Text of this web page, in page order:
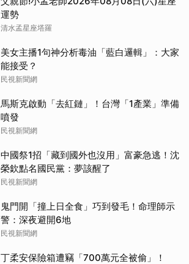
運勢
清水孟星座塔羅
美女主播1句神分析毒油「藍白邏輯」：大家
能接受？
民視新聞網
馬斯克啟動「去紅鏈」！台灣「1產業」準備
噴發
民視新聞網
中國祭1招「藏到國外也沒用」富豪急逃！沈
榮欽點名國民黨：夢該醒了
民視新聞網
鬼門開「撞上日全食」巧到發毛！命理師示
警：深夜避開6地
民視新聞網
丁柔安保險箱遭竊「700萬元全被偷」！